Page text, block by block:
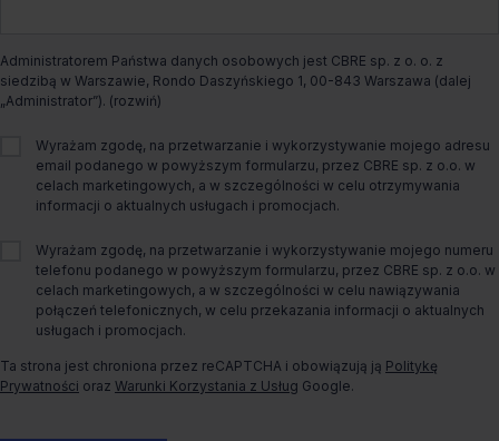
Status budynku Istniejący
Rok budowy 2010
W tym obiekcie dostępne są także inne formy
wynajmu:
Podnajem
Administratorem Państwa danych osobowych jest CBRE sp. z o. o. z
siedzibą w Warszawie, Rondo Daszyńskiego 1, 00-843 Warszawa (dalej
„Administrator”).
Wyrażam zgodę, na przetwarzanie i wykorzystywanie mojego adresu
email podanego w powyższym formularzu, przez CBRE sp. z o.o. w
celach marketingowych, a w szczególności w celu otrzymywania
informacji o aktualnych usługach i promocjach.
Wyrażam zgodę, na przetwarzanie i wykorzystywanie mojego numeru
telefonu podanego w powyższym formularzu, przez CBRE sp. z o.o. w
celach marketingowych, a w szczególności w celu nawiązywania
połączeń telefonicznych, w celu przekazania informacji o aktualnych
usługach i promocjach.
Ta strona jest chroniona przez reCAPTCHA i obowiązują ją Politykę
Prywatności oraz Warunki Korzystania z Usług Google.